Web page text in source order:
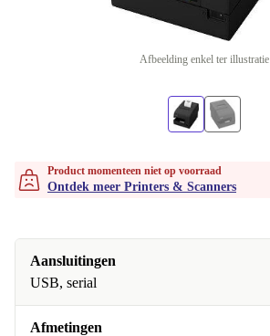
Afbeelding enkel ter illustratie
Product momenteen niet op voorraad
Ontdek meer Printers & Scanners
Aansluitingen
USB, serial
Afmetingen